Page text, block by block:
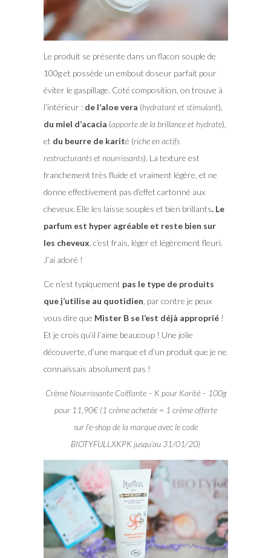
Le produit se présente dans un flacon souple de
100g et possède un embout doseur parfait pour
éviter le gaspillage. Coté composition, on trouve à
l’intérieur : de l’aloe vera (hydratant et stimulant),
du miel d’acacia (apporte de la brillance et hydrate),
et du beurre de karité (riche en actifs
restructurants et nourrissants). La texture est
franchement très fluide et vraiment légère, et ne
donne effectivement pas d’effet cartonné aux
cheveux. Elle les laisse souples et bien brillants. Le
parfum est hyper agréable et reste bien sur
les cheveux , c’est frais, léger et légèrement fleuri.
J’ai adoré !
Ce n’est typiquement pas le type de produits
que j’utilise au quotidien , par contre je peux
vous dire que Mister B se l’est déjà approprié!
Et je crois qu’il l’aime beaucoup ! Une jolie
découverte, d’une marque et d’un produit que je ne
connaissais absolument pas !
Crème Nourrissante Coiffante – K pour Karité – 100g
pour 11,90€ (1 crème achetée = 1 crème offerte
sur l’e-shop de la marque avec le code
BIOTYFULLXKPK jusqu’au 31/01/20)